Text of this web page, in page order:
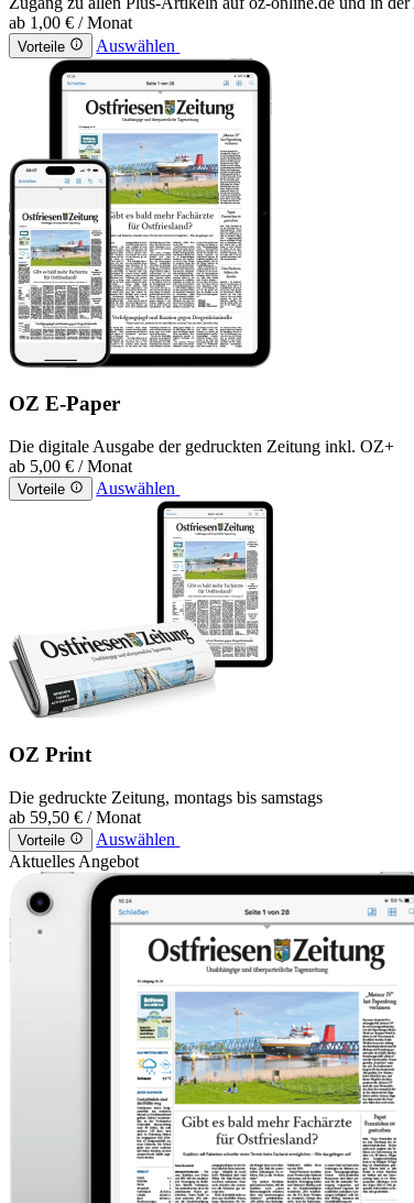
ab 1,00 € / Monat
Vorteile Auswählen
OZ E-Paper
Die digitale Ausgabe der gedruckten Zeitung inkl. OZ+
ab 5,00 € / Monat
Vorteile Auswählen
OZ Print
Die gedruckte Zeitung, montags bis samstags
ab 59,50 € / Monat
Vorteile
Auswählen
Aktuelles Angebot